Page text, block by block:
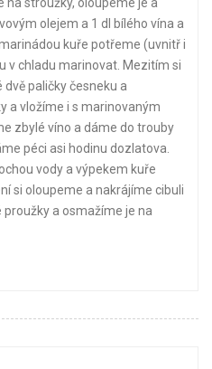
olejem a 1 dl bílého vína a
kuře potřeme (uvnitř i
v chladu marinovat. Mezitím si
paličky česneku a
a vložíme i s marinovaným
zbylé víno a dáme do trouby
péci asi hodinu dozlatova.
vody a výpekem kuře
si oloupeme a nakrájíme cibuli
a osmažíme je na